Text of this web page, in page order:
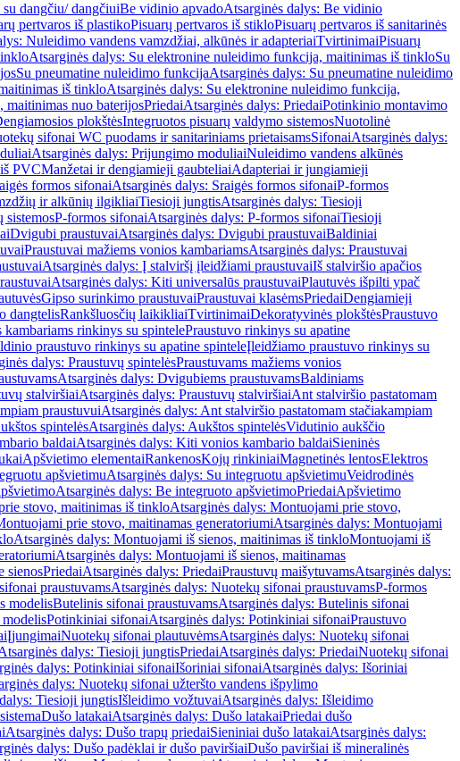
dangčiu/ dangčiuiBe vidinio apvadoAtsarginės dalys: Be vidinio
pertvaros iš plastikoPisuarų pertvaros iš stikloPisuarų pertvaros iš sanitarinės
Nuleidimo vandens vamzdžiai, alkūnės ir adapteriaiTvirtinimaiPisuarų
Atsarginės dalys: Su elektronine nuleidimo funkcija, maitinimas iš tinkloSu
Su pneumatine nuleidimo funkcijaAtsarginės dalys: Su pneumatine nuleidimo
iš tinkloAtsarginės dalys: Su elektronine nuleidimo funkcija,
maitinimas nuo baterijosPriedaiAtsarginės dalys: PriedaiPotinkinio montavimo
plokštėsIntegruotos pisuarų valdymo sistemosNuotolinė
sifonai WC puodams ir sanitariniams prietaisamsSifonaiAtsarginės dalys:
Atsarginės dalys: Prijungimo moduliaiNuleidimo vandens alkūnės
PVCManžetai ir dengiamieji gaubteliaiAdapteriai ir jungiamieji
formos sifonaiAtsarginės dalys: Sraigės formos sifonaiP-formos
ir alkūnių ilgikliaiTiesioji jungtisAtsarginės dalys: Tiesioji
sistemosP-formos sifonaiAtsarginės dalys: P-formos sifonaiTiesioji
Dvigubi praustuvaiAtsarginės dalys: Dvigubi praustuvaiBaldiniai
Praustuvai mažiems vonios kambariamsAtsarginės dalys: Praustuvai
Atsarginės dalys: Į stalviršį įleidžiami praustuvaiIš stalviršio apačios
Atsarginės dalys: Kiti universalūs praustuvaiPlautuvės išpilti ypač
Gipso surinkimo praustuvaiPraustuvai klasėmsPriedaiDengiamieji
dangtelisRankšluosčių laikikliaiTvirtinimaiDekoratyvinės plokštėsPraustuvo
rinkinys su spintelePraustuvo rinkinys su apatine
praustuvo rinkinys su apatine spinteleĮleidžiamo praustuvo rinkinys su
dalys: Praustuvų spintelėsPraustuvams mažiems vonios
Atsarginės dalys: Dvigubiems praustuvamsBaldiniams
stalviršiaiAtsarginės dalys: Praustuvų stalviršiaiAnt stalviršio pastatomam
praustuvuiAtsarginės dalys: Ant stalviršio pastatomam stačiakampiam
spintelėsAtsarginės dalys: Aukštos spintelėsVidutinio aukščio
baldaiAtsarginės dalys: Kiti vonios kambario baldaiSieninės
Apšvietimo elementaiRankenosKojų rinkiniaiMagnetinės lentosElektros
apšvietimuAtsarginės dalys: Su integruotu apšvietimuVeidrodinės
Atsarginės dalys: Be integruoto apšvietimoPriedaiApšvietimo
stovo, maitinimas iš tinkloAtsarginės dalys: Montuojami prie stovo,
prie stovo, maitinamas generatoriumiAtsarginės dalys: Montuojami
Atsarginės dalys: Montuojami iš sienos, maitinimas iš tinkloMontuojami iš
Atsarginės dalys: Montuojami iš sienos, maitinamas
sienosPriedaiAtsarginės dalys: PriedaiPraustuvų maišytuvamsAtsarginės dalys:
praustuvamsAtsarginės dalys: Nuotekų sifonai praustuvamsP-formos
modelisButelinis sifonai praustuvamsAtsarginės dalys: Butelinis sifonai
Potinkiniai sifonaiAtsarginės dalys: Potinkiniai sifonaiPraustuvo
ĮjungimaiNuotekų sifonai plautuvėmsAtsarginės dalys: Nuotekų sifonai
dalys: Tiesioji jungtisPriedaiAtsarginės dalys: PriedaiNuotekų sifonai
dalys: Potinkiniai sifonaiIšoriniai sifonaiAtsarginės dalys: Išoriniai
dalys: Nuotekų sifonai užteršto vandens išpylimo
Tiesioji jungtisIšleidimo vožtuvaiAtsarginės dalys: Išleidimo
Dušo latakaiAtsarginės dalys: Dušo latakaiPriedai dušo
Atsarginės dalys: Dušo trapų priedaiSieniniai dušo latakaiAtsarginės dalys:
dalys: Dušo padėklai ir dušo paviršiaiDušo paviršiai iš mineralinės